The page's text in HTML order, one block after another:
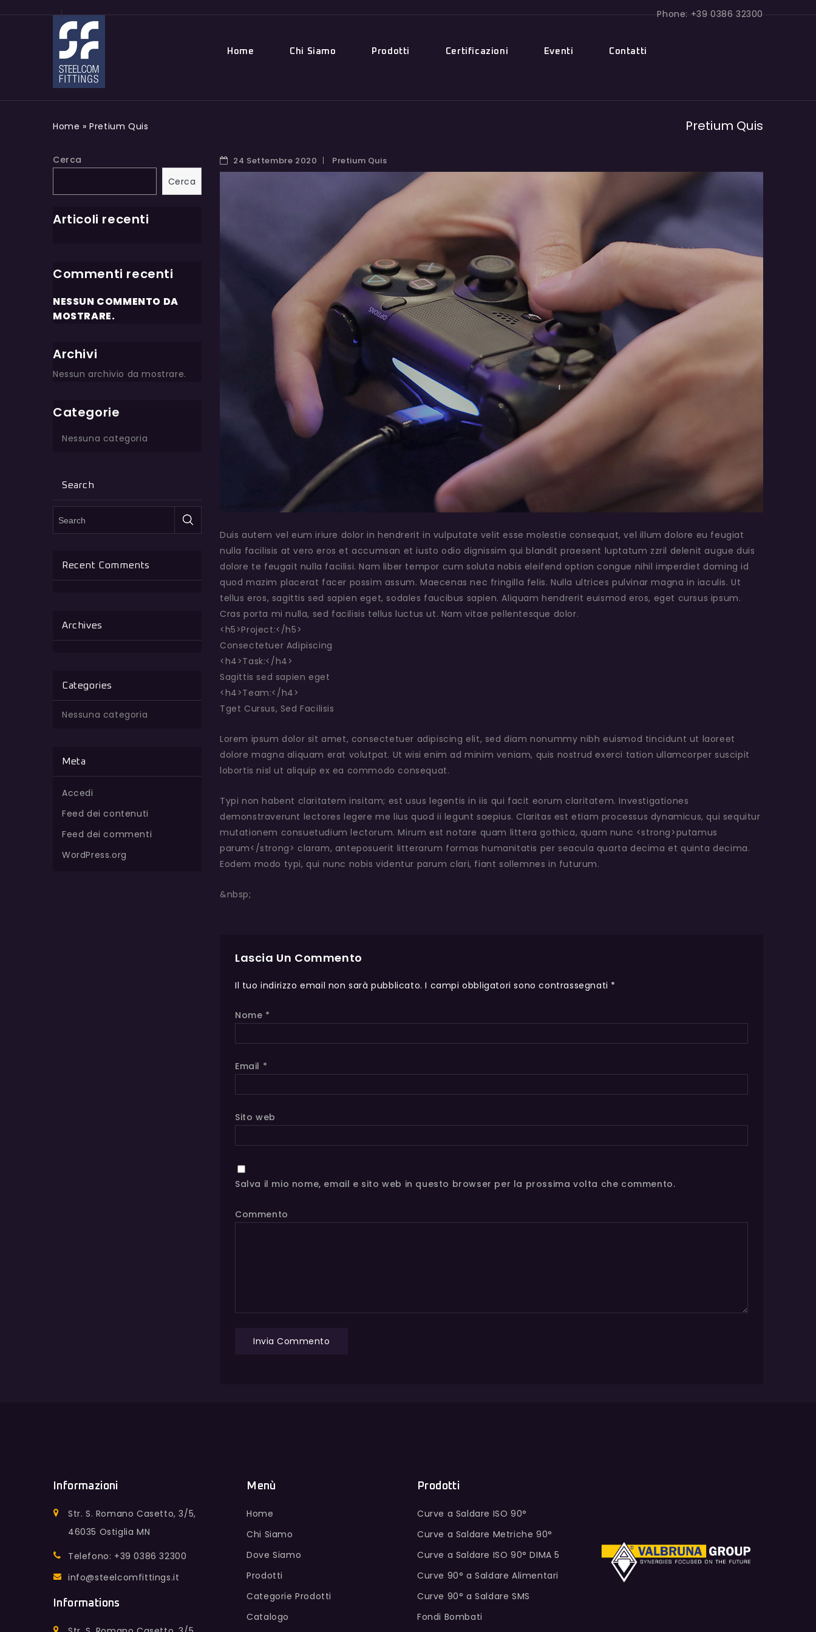
Phone: +39 0386 32300
Home Chi Siamo Prodotti Certificazioni Eventi Contatti
Pretium Quis
Home »Pretium Quis
24 Settembre 2020 Pretium Quis
Duis autem vel eum iriure dolor in hendrerit in vulputate velit esse molestie consequat, vel illum dolore eu feugiat
nulla facilisis at vero eros et accumsan et iusto odio dignissim qui blandit praesent luptatum zzril delenit augue duis
dolore te feugait nulla facilisi. Nam liber tempor cum soluta nobis eleifend option congue nihil imperdiet doming id
quod mazim placerat facer possim assum. Maecenas nec fringilla felis. Nulla ultrices pulvinar magna in iaculis. Ut
tellus eros, sagittis sed sapien eget, sodales faucibus sapien. Aliquam hendrerit euismod eros, eget cursus ipsum.
Cras porta mi nulla, sed facilisis tellus luctus ut. Nam vitae pellentesque dolor.
<h5>Project:</h5>
Consectetuer Adipiscing
<h4>Task:</h4>
Sagittis sed sapien eget
<h4>Team:</h4>
Tget Cursus, Sed Facilisis
Lorem ipsum dolor sit amet, consectetuer adipiscing elit, sed diam nonummy nibh euismod tincidunt ut laoreet
dolore magna aliquam erat volutpat. Ut wisi enim ad minim veniam, quis nostrud exerci tation ullamcorper suscipit
lobortis nisl ut aliquip ex ea commodo consequat.
Typi non habent claritatem insitam; est usus legentis in iis qui facit eorum claritatem. Investigationes
demonstraverunt lectores legere me lius quod ii legunt saepius. Claritas est etiam processus dynamicus, qui sequitur
mutationem consuetudium lectorum. Mirum est notare quam littera gothica, quam nunc <strong>putamus
parum</strong> claram, anteposuerit litterarum formas humanitatis per seacula quarta decima et quinta decima.
Eodem modo typi, qui nunc nobis videntur parum clari, fiant sollemnes in futurum.
&nbsp;
Lascia Un Commento
Il tuo indirizzo email non sarà pubblicato. I campi obbligatori sono contrassegnati *
Nome *
Email *
Sito web
Salva il mio nome, email e sito web in questo browser per la prossima volta che commento.
Commento
Cerca
Cerca
Articoli recenti
Commenti recenti
NESSUN COMMENTO DA
MOSTRARE.
Archivi
Nessun archivio da mostrare.
Categorie
Nessuna categoria
Search
Recent Comments
Archives
Categories
Nessuna categoria
Meta
Accedi
Feed dei contenuti
Feed dei commenti
WordPress.org
Informazioni
Str. S. Romano Casetto, 3/5,
46035 Ostiglia MN
Telefono: +39 0386 32300
info@steelcomfittings.it
Informations
Menù
Home
Chi Siamo
Dove Siamo
Prodotti
Categorie Prodotti
Catalogo
Prodotti
Curve a Saldare ISO 90°
Curve a Saldare Metriche 90°
Curve a Saldare ISO 90° DIMA 5
Curve 90° a Saldare Alimentari
Curve 90° a Saldare SMS
Fondi Bombati